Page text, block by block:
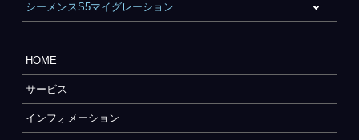
シーメンスS5マイグレーション
HOME
サービス
インフォメーション